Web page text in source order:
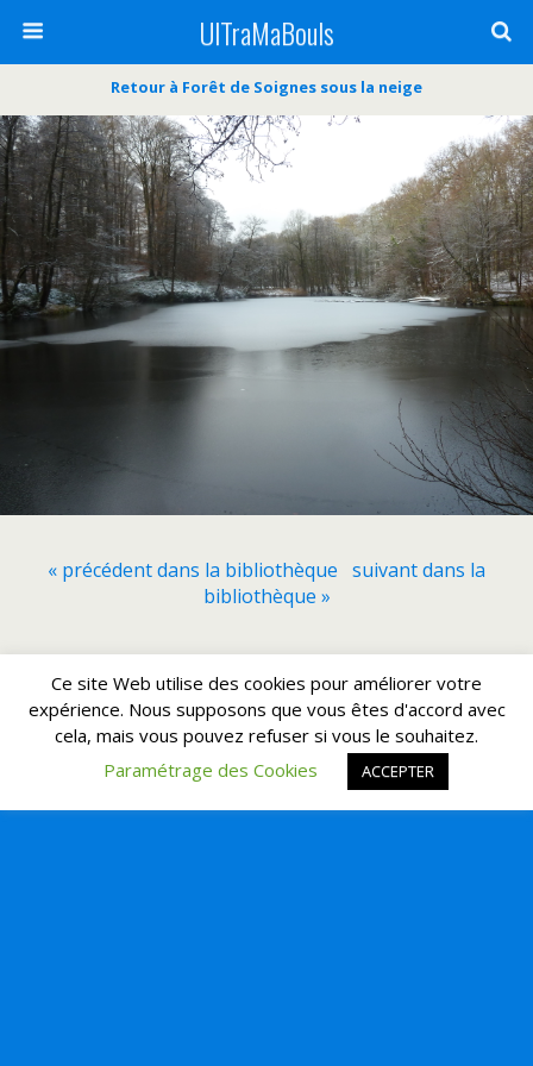
UlTraMaBouls
Retour à Forêt de Soignes sous la neige
« précédent dans la bibliothèque suivant dans la
bibliothèque »
Retour au début
Mobile Bureau
Ce site Web utilise des cookies pour améliorer votre
expérience. Nous supposons que vous êtes d'accord avec
cela, mais vous pouvez refuser si vous le souhaitez.
Paramétrage des Cookies
ACCEPTER